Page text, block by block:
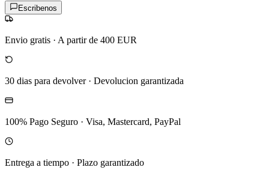
Escribenos
Envio gratis · A partir de 400 EUR
30 dias para devolver· Devolucion garantizada
100% Pago Seguro · Visa, Mastercard, PayPal
Entrega a tiempo · Plazo garantizado